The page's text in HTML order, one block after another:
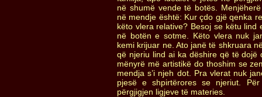
në shumë vende të botës.
në mendje është: Kur çdo gjë qenka
këto vlera relative? Besoj se këtu lind
në botën e sotme. Këto vlera nuk
kemi krijuar ne. Ato janë të shkruara
që njeriu lind ai ka dëshire që të dojë
mënyrë më artistikë do thoshim se
mendja s’i njeh dot. Pra vlerat nuk
pjesë e shpirtërores se njeriut.
përgjigjen ligjeve të materies.